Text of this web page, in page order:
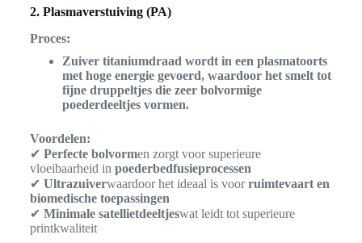
2. Plasmaverstuiving (PA)
Proces:
Zuiver titaniumdraad wordt in een plasmatoorts
met hoge energie gevoerd, waardoor het smelt tot
fijne druppeltjes die zeer bolvormige
poederdeeltjes vormen.
Voordelen:
✔ Perfecte bolvormen zorgt voor superieure
vloeibaarheid in poederbedfusieprocessen
✔ Ultrazuiverwaardoor het ideaal is voorruimtevaart en
biomedische toepassingen
✔ Minimale satellietdeeltjeswat leidt tot superieure
printkwaliteit